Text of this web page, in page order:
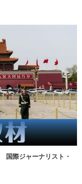
国際ジャーナリスト・